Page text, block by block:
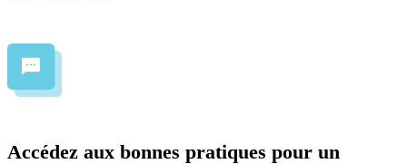
Accédez aux bonnes pratiques pour un